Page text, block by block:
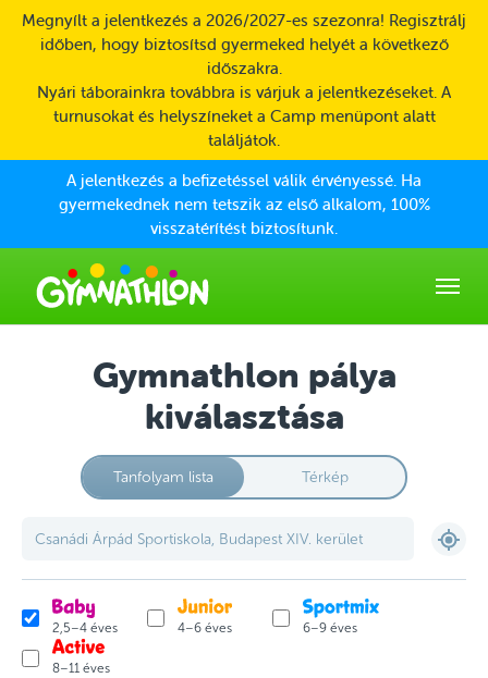
Skip to main content
Megnyílt a jelentkezés a 2026/2027-es szezonra! Regisztrálj
időben, hogy biztosítsd gyermeked helyét a következő
időszakra.
Nyári táborainkra továbbra is várjuk a jelentkezéseket. A
turnusokat és helyszíneket a Camp menüpont alatt
találjátok.
A jelentkezés a befizetéssel válik érvényessé. Ha
gyermekednek nem tetszik az első alkalom, 100%
visszatérítést biztosítunk.
Gymnathlon pálya
kiválasztása
Tanfolyam lista Térkép
2,5–4 éves 4–6 éves 6–9 éves
8–11 éves